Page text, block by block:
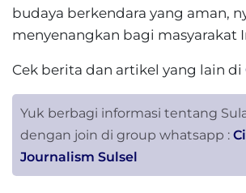
budaya berkendara yang aman,
menyenangkan bagi masyarakat
Cek berita dan artikel yang lain di
Yuk berbagi informasi tentang
dengan join di group whatsapp :
Journalism Sulsel